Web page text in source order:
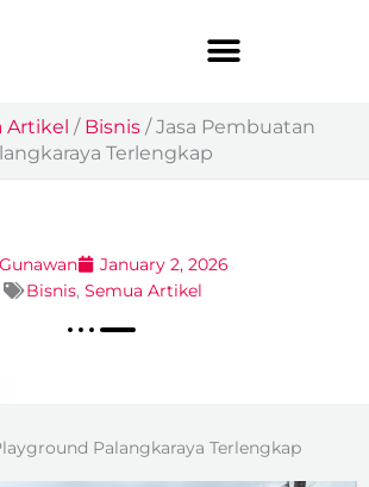
Artikel / Bisnis /Jasa Pembuatan
Terlengkap
Gunawan
January 2, 2026
Bisnis, Semua Artikel
Palangkaraya Terlengkap